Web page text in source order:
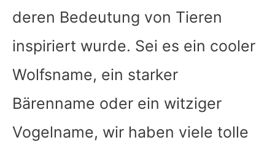
deren Bedeutung von Tieren
inspiriert wurde. Sei es ein cooler
Wolfsname, ein starker
Bärenname oder ein witziger
Vogelname, wir haben viele tolle